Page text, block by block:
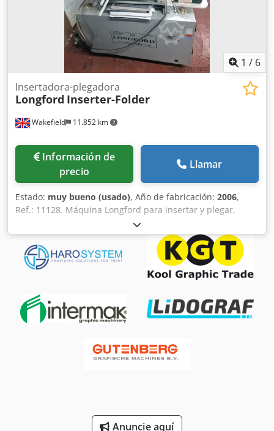
1 / 6
Wakefield 11.852 km
Insertadora-plegadora
Longford Inserter-Folder
Información de
precio
Llamar
Estado: muy bueno (usado), Año de fabricación: 2006,
Ref.: 11128. Máquina Longford para insertar y plegar,
modelo 2006. Diseñada principalmente para la producción
de tarjetas de felicitación, pero también puede procesar
otros productos que se insertan a gran velocidad. Consta
de: Alimentador superior C700 con sistema de fricción
para pilas de papel, carga superior, alimentación inferior,
de fricción para pilas de papel, carga superior,
alimentación inferior, para el producto principal. Los
alimentadores pueden configurarse para funcionar en
integración con equipos de otros fabricantes. Ejes de
Elemento de plegado con banda transportadora. Velocidad
variable hidráulica. Transportador de entrega continuo.
Anuncie aquí